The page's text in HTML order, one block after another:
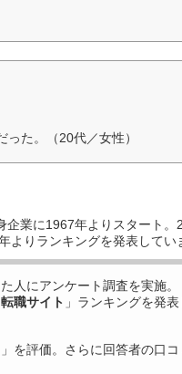
た。（20代／女性）
業に1967年よりスタート。
りランキングを発表してい
人にアンケート調査を実施。
転職サイト 」ランキングを発表
」を評価。さらに回答者の口コ